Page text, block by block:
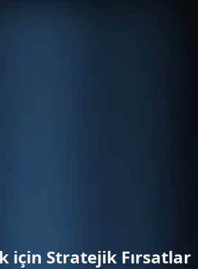
için Stratejik Fırsatlar